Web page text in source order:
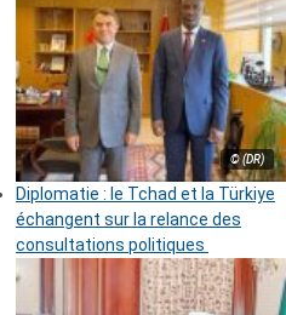
© (DR)
Diplomatie : le Tchad et la Türkiye
échangent sur la relance des
consultations politiques